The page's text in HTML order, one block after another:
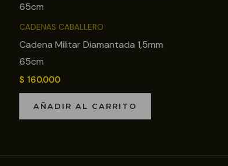
CADENAS CABALLERO
Cadena Militar Diamantada 1,5mm
65cm
$ 160.000
AÑADIR AL CARRITO